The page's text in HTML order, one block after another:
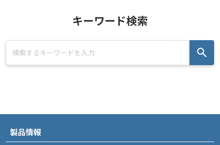
キーワード検索
製品情報